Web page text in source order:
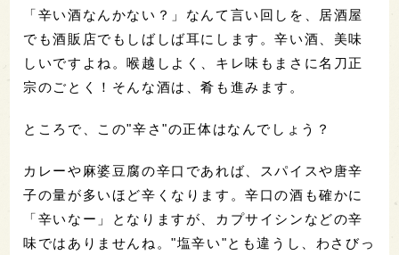
「辛い酒なんかない？」なんて言い回しを、居酒屋
でも酒販店でもしばしば耳にします。辛い酒、美味
しいですよね。喉越しよく、キレ味もまさに名刀正
宗のごとく！そんな酒は、肴も進みます。
ところで、この"辛さ"の正体はなんでしょう？
カレーや麻婆豆腐の辛口であれば、スパイスや唐辛
子の量が多いほど辛くなります。辛口の酒も確かに
「辛いなー」となりますが、カプサイシンなどの辛
味ではありませんね。"塩辛い"とも違うし、わさびっ